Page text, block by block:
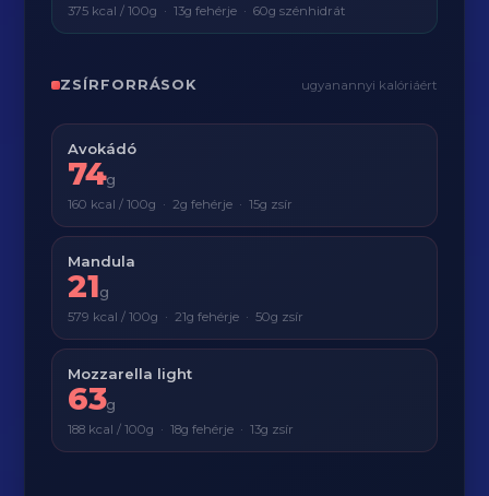
375 kcal / 100g · 13g fehérje · 60g szénhidrát
ZSÍRFORRÁSOK ugyanannyi kalóriáért
Avokádó
74g
160 kcal / 100g · 2g fehérje · 15g zsír
Mandula
21g
579 kcal / 100g · 21g fehérje · 50g zsír
Mozzarella light
63g
188 kcal / 100g · 18g fehérje · 13g zsír